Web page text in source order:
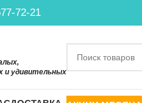
72-21
и удивительных